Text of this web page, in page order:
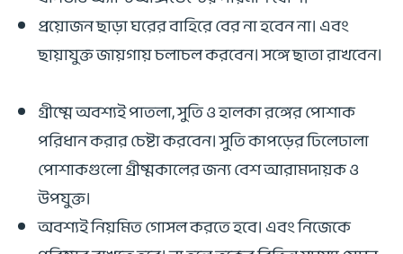
প্রয়োজন ছাড়া ঘরের বাহিরে বের না হবেন না। এবং
ছায়াযুক্ত জায়গায় চলাচল করবেন। সঙ্গে ছাতা রাখবেন।
গ্রীষ্মে অবশ্যই পাতলা, সুতি ও হালকা রঙ্গের পোশাক
পরিধান করার চেষ্টা করবেন। সুতি কাপড়ের ঢিলেঢালা
পোশাকগুলো গ্রীষ্মকালের জন্য বেশ আরামদায়ক ও
উপযুক্ত।
অবশ্যই নিয়মিত গোসল করতে হবে। এবং নিজেকে